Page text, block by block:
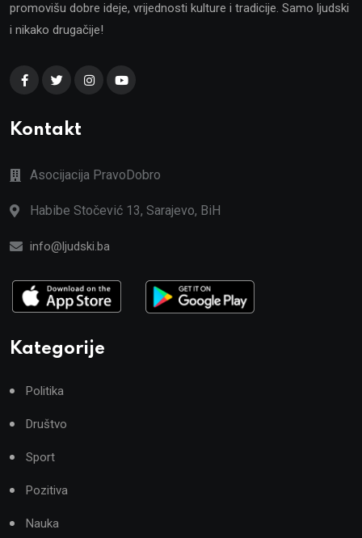
promovišu dobre ideje, vrijednosti kulture i tradicije. Samo ljudski
i nikako drugačije!
Kontakt
Asocijacija PravoDobro
Habibe Stočević 13, Sarajevo, BiH
info@ljudski.ba
Kategorije
Politika
Društvo
Sport
Pozitiva
Nauka